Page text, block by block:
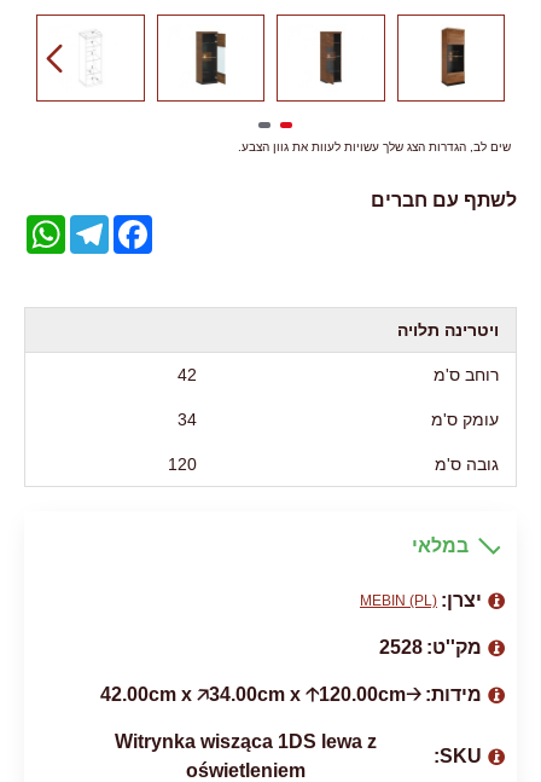
שים לב, הגדרות הצג שלך עשויות לעוות את גוון הצבע.
לשתף עם חברים
TelegramFacebook
ויטרינה תלויה
רוחב ס'מ 42
עומק ס'מ 34
גובה ס'מ 120
במלאי
יצרן: MEBIN (PL)
מק''ט: 2528
מידות: 🡢42.00cm x 🡥34.00cm x 🡡120.00cm
SKU:
Witrynka wisząca 1DS lewa z
oświetleniem